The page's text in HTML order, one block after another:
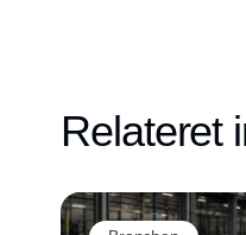
Relateret